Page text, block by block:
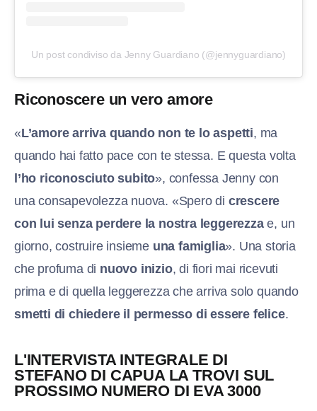
Un post condiviso da Jenny Guardiano (@jennyguardiano)
Riconoscere un vero amore
«L’amore arriva quando non te lo aspetti, ma
quando hai fatto pace con te stessa. E questa volta
l’ho riconosciuto subito», confessa Jenny con
una consapevolezza nuova. «Spero di crescere
con lui senza perdere la nostra leggerezzae, un
giorno, costruire insieme una famiglia». Una storia
che profuma di nuovo inizio, di fiori mai ricevuti
prima e di quella leggerezza che arriva solo quando
smetti di chiedere il permesso di essere felice.
L'INTERVISTA INTEGRALE DI
STEFANO DI CAPUA LA TROVI SUL
PROSSIMO NUMERO DI EVA 3000